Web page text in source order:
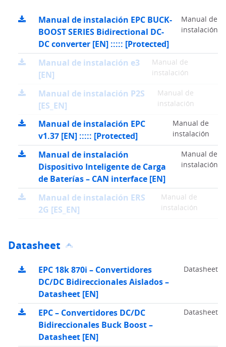
Manual de instalación EPC BUCK-
BOOST SERIES Bidirectional DC-
DC converter [EN] ::::: [Protected]
Manual de
instalación
Manual de instalación e3
[EN]
Manual de
instalación
Manual de instalación P2S
[ES_EN]
Manual de
instalación
Manual de instalación EPC
v1.37 [EN] ::::: [Protected]
Manual de
instalación
Manual de instalación
Dispositivo Inteligente de Carga
de Baterías – CAN interface [EN]
Manual de
instalación
Manual de instalación ERS
2G [ES_EN]
Manual de
instalación
Datasheet
EPC 18k 870i – Convertidores
DC/DC Bidireccionales Aislados –
Datasheet [EN]
Datasheet
EPC – Convertidores DC/DC
Bidireccionales Buck Boost –
Datasheet [EN]
Datasheet